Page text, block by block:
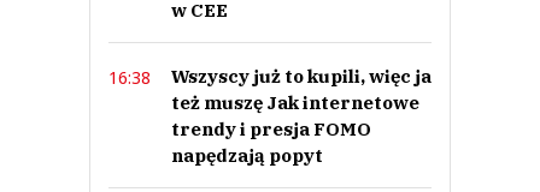
w CEE
16:38
Wszyscy już to kupili, więc ja
też muszę Jak internetowe
trendy i presja FOMO
napędzają popyt